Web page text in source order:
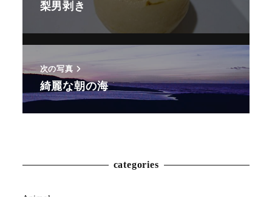
Animal
Flower
梨男剥き
次の写真
綺麗な朝の海
categories